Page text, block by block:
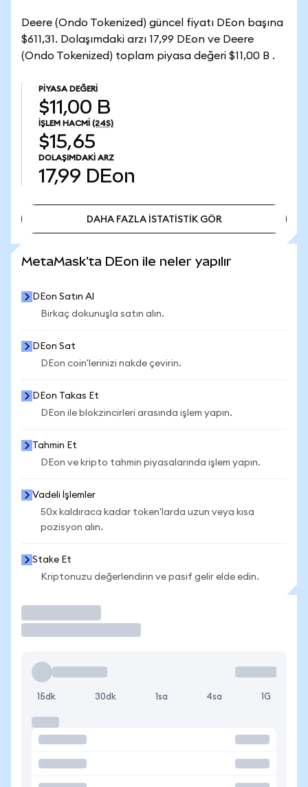
Deere (Ondo Tokenized) güncel fiyatı DEon başına
$611,31. Dolaşımdaki arzı 17,99 DEon ve Deere
(Ondo Tokenized) toplam piyasa değeri $11,00 B .
PIYASA DEĞERI
$11,00 B
İŞLEM HACMI (24S)
$15,65
DOLAŞIMDAKI ARZ
17,99 DEon
DAHA FAZLA İSTATİSTİK GÖR
MetaMask'ta DEon ile neler yapılır
DEon Satın Al
Birkaç dokunuşla satın alın.
DEon Sat
DEon coin'lerinizi nakde çevirin.
DEon Takas Et
DEon ile blokzincirleri arasında işlem yapın.
Tahmin Et
DEon ve kripto tahmin piyasalarında işlem yapın.
Vadeli İşlemler
50x kaldıraca kadar token'larda uzun veya kısa
pozisyon alın.
Stake Et
Kriptonuzu değerlendirin ve pasif gelir elde edin.
15dk 30dk 1sa 4sa 1G